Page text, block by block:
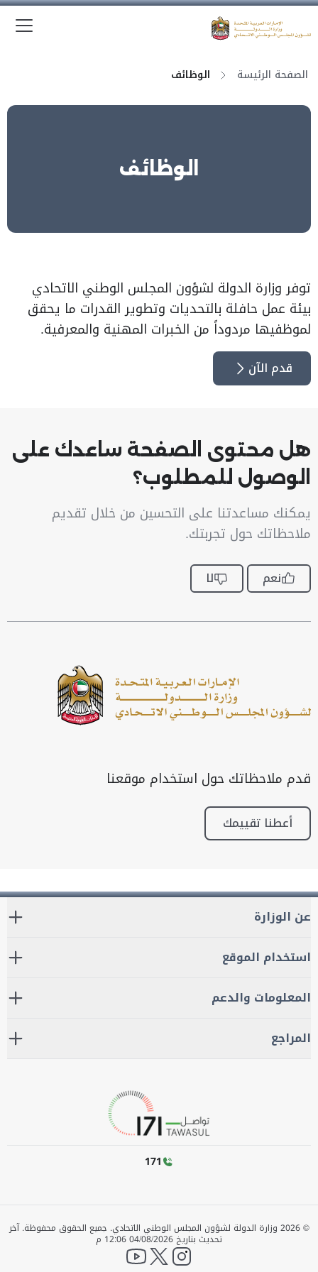
الصفحة الرئيسة الوظائف
الوظائف
توفر وزارة الدولة لشؤون المجلس الوطني الاتحادي
بيئة عمل حافلة بالتحديات وتطوير القدرات ما يحقق
لموظفيها مردوداً من الخبرات المهنية والمعرفية.
قدم الآن
هل محتوى الصفحة ساعدك على
الوصول للمطلوب؟
يمكنك مساعدتنا على التحسين من خلال تقديم
ملاحظاتك حول تجربتك.
نعم لا
قدم ملاحظاتك حول استخدام موقعنا
أعطنا تقييمك
عن الوزارة
استخدام الموقع
المعلومات والدعم
المراجع
171
©
2026 وزارة الدولة لشؤون المجلس الوطني الاتحادي. جميع الحقوق محفوظة.آخر
تحديث بتاريخ 04/08/2026 12:06 م
instagram
twitter
YouTube